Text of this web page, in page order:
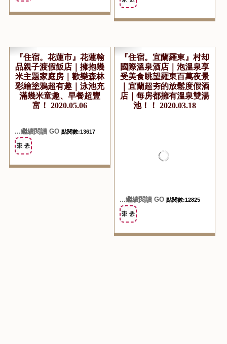
『住宿。花蓮市』花蓮翰
品親子渡假飯店｜擁抱幾
米主題家庭房｜歡樂森林
彩繪塗鴉超有趣｜泳池充
滿幾米童趣、早餐超豐
富！ 2020.05.06
『住宿。宜蘭羅東』村却
國際溫泉酒店｜泡溫泉享
受美食眺望羅東百萬夜景
｜宜蘭超夯的放鬆度假酒
店｜每房都擁有溫泉雙湯
池！！ 2020.03.18
...繼續閱讀 GO 點閱數:12825